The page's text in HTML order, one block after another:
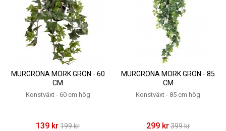
MURGRÖNA MÖRK GRÖN - 60
CM
Konstväxt - 60 cm hög
139 kr 199 kr
MURGRÖNA MÖRK GRÖN - 85
CM
Konstväxt - 85 cm hög
299 kr399 kr